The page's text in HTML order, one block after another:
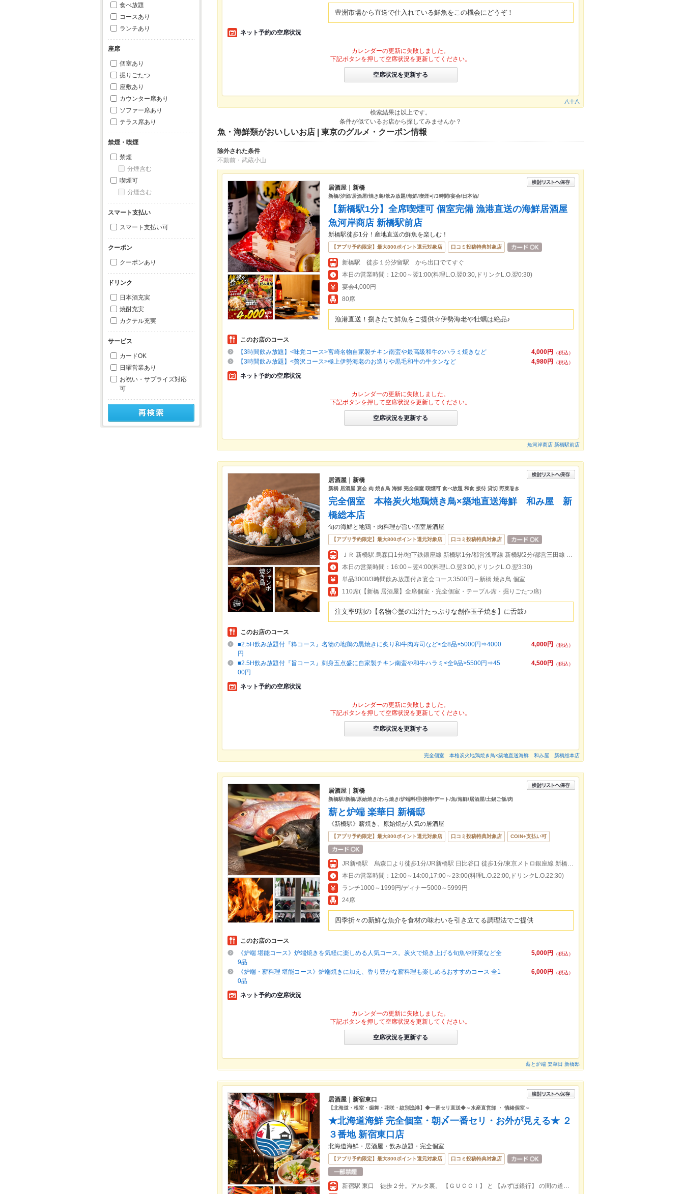
食べ放題
コースあり
ランチあり
座席
個室あり
掘りごたつ
座敷あり
カウンター席あり
ソファー席あり
テラス席あり
禁煙・喫煙
禁煙
分煙含む
喫煙可
分煙含む
スマート支払い
スマート支払い可
クーポン
クーポンあり
ドリンク
日本酒充実
焼酎充実
カクテル充実
サービス
カードOK
日曜営業あり
お祝い・サプライズ対応
可
豊洲市場から直送で仕入れている鮮魚をこの機会にどうぞ！
ネット予約の空席状況
カレンダーの更新に失敗しました。
下記ボタンを押して空席状況を更新してください。
空席状況を更新する
八十八
検索結果は以上です。
条件が似ているお店から探してみませんか？
魚・海鮮類がおいしいお店 | 東京のグルメ・クーポン情報
除外された条件
不動前・武蔵小山
居酒屋｜新橋
新橋/汐留/居酒屋/焼き鳥/飲み放題/海鮮/喫煙可/3時間/宴会/日本酒/
【新橋駅1分】全席喫煙可 個室完備 漁港直送の海鮮居酒屋
魚河岸商店 新橋駅前店
新橋駅徒歩1分！産地直送の鮮魚を楽しむ！
【アプリ予約限定】最大800ポイント還元対象店 口コミ投稿特典対象店
新橋駅 徒歩１分汐留駅 から出口でてすぐ
本日の営業時間：12:00～翌1:00(料理L.O.翌0:30,ドリンクL.O.翌0:30)
宴会4,000円
80席
漁港直送！捌きたて鮮魚をご提供☆伊勢海老や牡蠣は絶品♪
このお店のコース
4,000円
（税込）
【3時間飲み放題】<味覚コース>宮崎名物自家製チキン南蛮や最高級和牛のハラミ焼きなど
4,980円
（税込）
【3時間飲み放題】<贅沢コース>極上伊勢海老のお造りや黒毛和牛の牛タンなど
ネット予約の空席状況
カレンダーの更新に失敗しました。
下記ボタンを押して空席状況を更新してください。
空席状況を更新する
魚河岸商店 新橋駅前店
居酒屋｜新橋
新橋 居酒屋 宴会 肉 焼き鳥 海鮮 完全個室 喫煙可 食べ放題 和食 接待 貸切 野菜巻き
完全個室 本格炭火地鶏焼き鳥×築地直送海鮮 和み屋 新
橋総本店
旬の海鮮と地鶏・肉料理が旨い個室居酒屋
【アプリ予約限定】最大800ポイント還元対象店 口コミ投稿特典対象店
ＪＲ 新橋駅 烏森口1分/地下鉄銀座線 新橋駅1分/都営浅草線 新橋駅2分/都営三田線 御成門駅2分/都営大江戸線 汐留駅7分
本日の営業時間：16:00～翌4:00(料理L.O.翌3:00,ドリンクL.O.翌3:30)
単品3000/3時間飲み放題付き宴会コース3500円～新橋 焼き鳥 個室
110席(【新橋 居酒屋】全席個室・完全個室・テーブル席・掘りごたつ席)
注文率9割の【名物◇蟹の出汁たっぷりな創作玉子焼き】に舌鼓♪
このお店のコース
4,000円
（税込）
■2.5H飲み放題付『粋コース』名物の地鶏の黒焼きに炙り和牛肉寿司など<全8品>5000円⇒4000
円
4,500円
（税込）
■2.5H飲み放題付『旨コース』刺身五点盛に自家製チキン南蛮や和牛ハラミ<全9品>5500円⇒45
00円
ネット予約の空席状況
カレンダーの更新に失敗しました。
下記ボタンを押して空席状況を更新してください。
空席状況を更新する
完全個室 本格炭火地鶏焼き鳥×築地直送海鮮 和み屋 新橋総本店
居酒屋｜新橋
新橋駅/新橋/原始焼き/わら焼き/炉端料理/接待/デート/魚/海鮮/居酒屋/土鍋ご飯/肉
薪と炉端 楽華日 新橋邸
《新橋駅》薪焼き、原始焼が人気の居酒屋
【アプリ予約限定】最大800ポイント還元対象店 口コミ投稿特典対象店 COIN+支払い可
JR新橋駅 烏森口より徒歩1分/JR新橋駅 日比谷口 徒歩1分/東京メトロ銀座線 新橋駅 徒歩1分/都営浅草線 新橋駅 徒歩3分
本日の営業時間：12:00～14:00,17:00～23:00(料理L.O.22:00,ドリンクL.O.22:30)
ランチ1000～1999円/ディナー5000～5999円
24席
四季折々の新鮮な魚介を食材の味わいを引き立てる調理法でご提供
このお店のコース
5,000円
（税込）
《炉端 堪能コース》炉端焼きを気軽に楽しめる人気コース。炭火で焼き上げる旬魚や野菜など全
9品
6,000円
（税込）
《炉端・薪料理 堪能コース》炉端焼きに加え、香り豊かな薪料理も楽しめるおすすめコース 全1
0品
ネット予約の空席状況
カレンダーの更新に失敗しました。
下記ボタンを押して空席状況を更新してください。
空席状況を更新する
薪と炉端 楽華日 新橋邸
居酒屋｜新宿東口
【北海道・根室・歯舞・花咲・紋別漁港】◆一番セリ直送◆～水産直営卸 ・ 情緒個室～
★北海道海鮮 完全個室・朝〆一番セリ・お外が見える★ ２
３番地 新宿東口店
北海道海鮮・居酒屋・飲み放題・完全個室
【アプリ予約限定】最大800ポイント還元対象店 口コミ投稿特典対象店
新宿駅 東口 徒歩２分。アルタ裏。 【ＧＵＣＣＩ】 と 【みずほ銀行】 の間の道を・１００ｍ直進。靖国通り手前・右。